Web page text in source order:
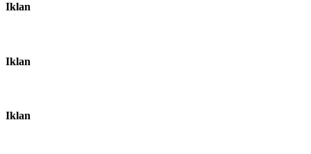
Iklan
Iklan
Iklan